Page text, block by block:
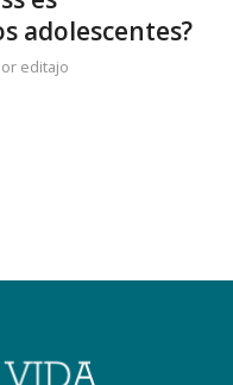
adolescentes?
editajo